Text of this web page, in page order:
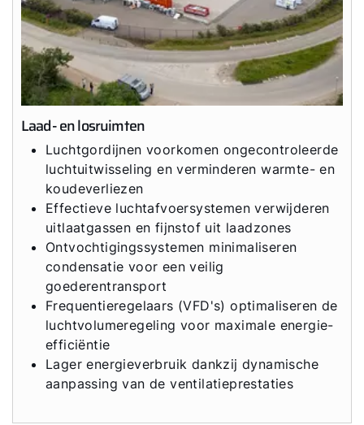
Laad- en losruimten
Luchtgordijnen voorkomen ongecontroleerde
luchtuitwisseling en verminderen warmte- en
koudeverliezen
Effectieve luchtafvoersystemen verwijderen
uitlaatgassen en fijnstof uit laadzones
Ontvochtigingssystemen minimaliseren
condensatie voor een veilig
goederentransport
Frequentieregelaars (VFD's) optimaliseren de
luchtvolumeregeling voor maximale energie-
efficiëntie
Lager energieverbruik dankzij dynamische
aanpassing van de ventilatieprestaties